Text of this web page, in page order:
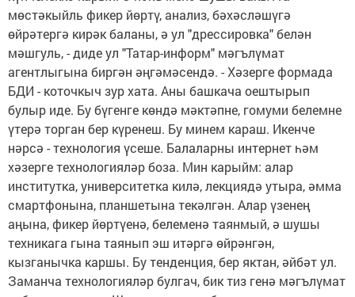
мөстәкыйль фикер йөртү, анализ, бәхәсләшүгә
өйрәтергә кирәк баланы, ә ул "дрессировка" белән
мәшгуль, - диде ул "Татар-информ" мәгълүмат
агентлыгына биргән әңгәмәсендә. - Хәзерге формада
БДИ - коточкыч зур хата. Аны башкача оештырып
булыр иде. Бу бүгенге көндә мәктәпне, гомуми белемне
үтерә торган бер күренеш. Бу минем караш. Икенче
нәрсә - технология үсеше. Балаларны интернет һәм
хәзерге технологияләр боза. Мин карыйм: алар
институтка, университетка килә, лекциядә утыра, әмма
смартфонына, планшетына текәлгән. Алар үзенең
аңына, фикер йөртүенә, белеменә таянмый, ә шушы
техникага гына таянып эш итәргә өйрәнгән,
кызганычка каршы. Бу тенденция, бер яктан, әйбәт ул.
Заманча технологияләр булгач, бик тиз генә мәгълүмат